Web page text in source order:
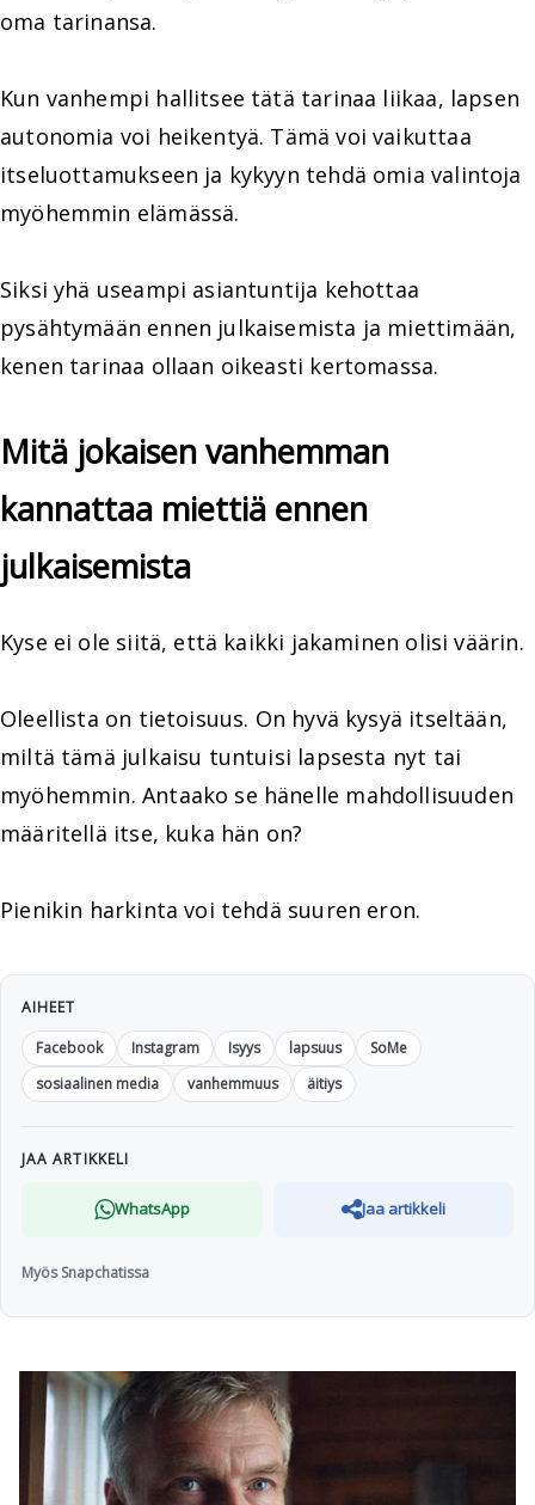
oma tarinansa.
Kun vanhempi hallitsee tätä tarinaa liikaa, lapsen
autonomia voi heikentyä. Tämä voi vaikuttaa
itseluottamukseen ja kykyyn tehdä omia valintoja
myöhemmin elämässä.
Siksi yhä useampi asiantuntija kehottaa
pysähtymään ennen julkaisemista ja miettimään,
kenen tarinaa ollaan oikeasti kertomassa.
Mitä jokaisen vanhemman
kannattaa miettiä ennen
julkaisemista
Kyse ei ole siitä, että kaikki jakaminen olisi väärin.
Oleellista on tietoisuus. On hyvä kysyä itseltään,
miltä tämä julkaisu tuntuisi lapsesta nyt tai
myöhemmin. Antaako se hänelle mahdollisuuden
määritellä itse, kuka hän on?
Pienikin harkinta voi tehdä suuren eron.
AIHEET
Facebook
Instagram Isyys lapsuus
SoMe
sosiaalinen media
vanhemmuus äitiys
JAA ARTIKKELI
WhatsApp Jaa artikkeli
Myös Snapchatissa